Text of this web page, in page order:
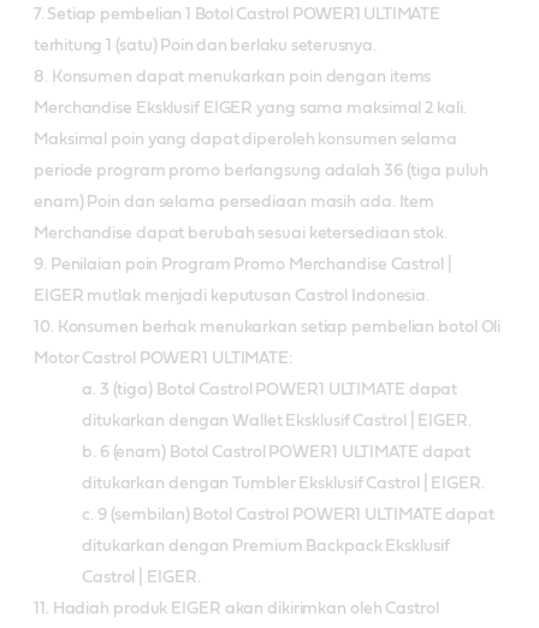
7. Setiap pembelian 1 Botol Castrol POWER1 ULTIMATE
terhitung 1 (satu) Poin dan berlaku seterusnya.
8. Konsumen dapat menukarkan poin dengan items
Merchandise Eksklusif EIGER yang sama maksimal 2 kali.
Maksimal poin yang dapat diperoleh konsumen selama
periode program promo berlangsung adalah 36 (tiga puluh
enam) Poin dan selama persediaan masih ada. Item
Merchandise dapat berubah sesuai ketersediaan stok.
9. Penilaian poin Program Promo Merchandise Castrol |
EIGER mutlak menjadi keputusan Castrol Indonesia.
10. Konsumen berhak menukarkan setiap pembelian botol Oli
Motor Castrol POWER1 ULTIMATE:
a. 3 (tiga) Botol Castrol POWER1 ULTIMATE dapat
ditukarkan dengan Wallet Eksklusif Castrol | EIGER.
b. 6 (enam) Botol Castrol POWER1 ULTIMATE dapat
ditukarkan dengan Tumbler Eksklusif Castrol | EIGER.
c. 9 (sembilan) Botol Castrol POWER1 ULTIMATE dapat
ditukarkan dengan Premium Backpack Eksklusif
Castrol | EIGER.
11. Hadiah produk EIGER akan dikirimkan oleh Castrol